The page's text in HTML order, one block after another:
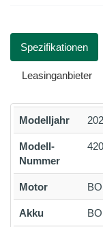
Spezifikationen
Leasinganbieter
Modelljahr
Modell-
Nummer
Motor
Akku